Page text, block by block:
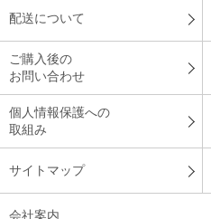
配送について
ご購入後の
お問い合わせ
個人情報保護への
取組み
サイトマップ
会社案内